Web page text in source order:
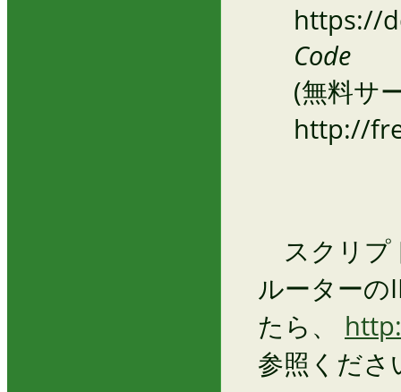
https://
Code
(無料サ
http://
スクリプ
ルーターの
たら、
参照くださ